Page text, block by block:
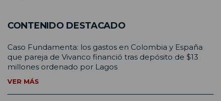
CONTENIDO DESTACADO
Caso Fundamenta: los gastos en Colombia y España
que pareja de Vivanco financió tras depósito de $13
millones ordenado por Lagos
VER MÁS